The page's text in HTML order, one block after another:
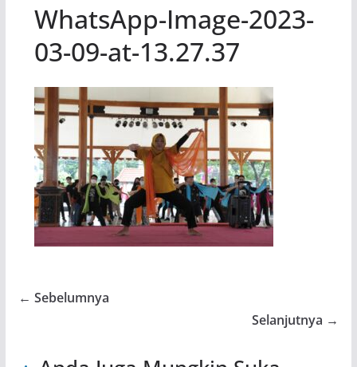
WhatsApp-Image-2023-
03-09-at-13.27.37
← Sebelumnya
Selanjutnya →